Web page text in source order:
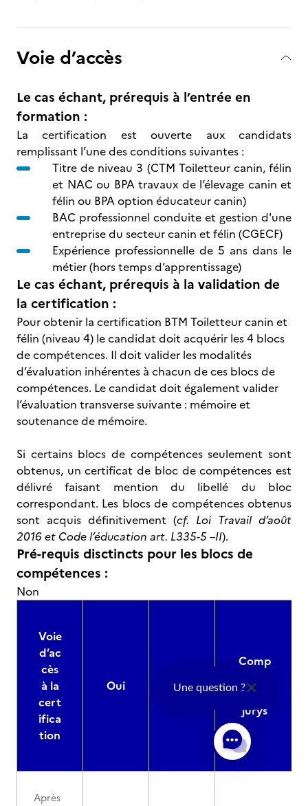
Voie d’accès
Le cas échant, prérequis à l’entrée en
formation :
La certification est ouverte aux candidats
remplissant l’une des conditions suivantes :
Titre de niveau 3 (CTM Toiletteur canin, félin
et NAC ou BPA travaux de l’élevage canin et
félin ou BPA option éducateur canin)
BAC professionnel conduite et gestion d'une
entreprise du secteur canin et félin (CGECF)
Expérience professionnelle de 5 ans dans le
métier (hors temps d’apprentissage)
Le cas échant, prérequis à la validation de
la certification :
Pour obtenir la certification BTM Toiletteur canin et
félin (niveau 4) le candidat doit acquérir les 4 blocs
de compétences. Il doit valider les modalités
d’évaluation inhérentes à chacun de ces blocs de
compétences. Le candidat doit également valider
l’évaluation transverse suivante : mémoire et
soutenance de mémoire.
Si certains blocs de compétences seulement sont
obtenus, un certificat de bloc de compétences est
délivré faisant mention du libellé du bloc
correspondant. Les blocs de compétences obtenus
sont acquis définitivement (cf. Loi Travail d’août
2016 et Code l’éducation art. L335-5 –II).
Pré-requis disctincts pour les blocs de
compétences :
Non
Voie
d’ac
cès
à la
cert
ifica
tion
Oui Non
Comp
des
jurys
Après
Une question ?